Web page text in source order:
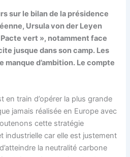
sur le bilan de la présidence
Ursula von der Leyen
vert », notamment face
jusque dans son camp. Les
d’ambition. Le compte
en train d’opérer la plus grande
jamais réalisée en Europe avec
cette stratégie
industrielle car elle est justement
la neutralité carbone